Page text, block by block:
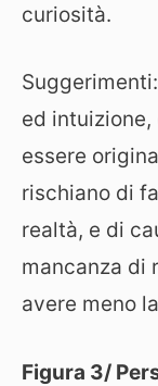
curiosità.
ed
essere
rischiano di
realtà, e di
mancanza di
avere meno
Figura 3/